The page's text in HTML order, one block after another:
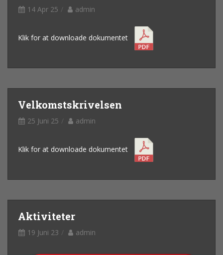
14 Apr 25 admin
Klik for at downloade dokumentet
Velkomstskrivelsen
25 Juni 25 admin
Klik for at downloade dokumentet
Aktiviteter
19 Juni 23 admin